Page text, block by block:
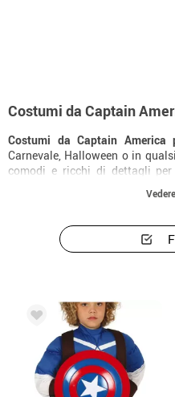
Costumi da Captain
Costumi da Captain America
Carnevale, Halloween o in
comodi e ricchi di dettagli